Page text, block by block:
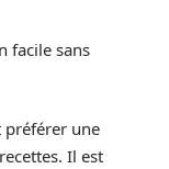
facile sans
préférer une
Il est